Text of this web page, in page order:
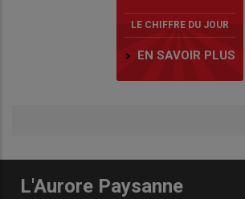
LE CHIFFRE DU JOUR
EN SAVOIR PLUS
L'Aurore Paysanne